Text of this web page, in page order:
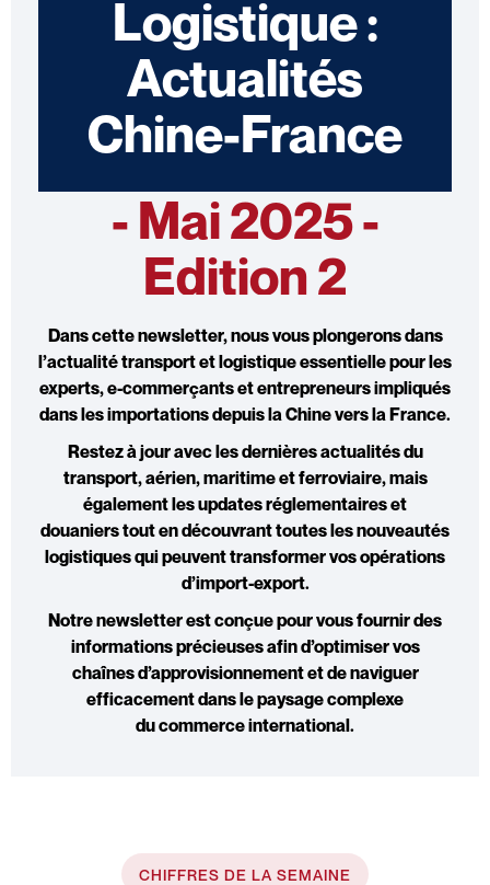
Logistique :
Actualités
Chine-France
- Mai 2025 -
Edition 2
Dans cette newsletter, nous vous plongerons dans
l’actualité transport et logistiqueessentielle pour les
experts, e-commerçants et entrepreneurs impliqués
dans les importations depuis la Chine vers la France.
Restez à jour avec les dernièresactualités du
transport, aérien,maritime et ferroviaire,mais
égalementles updates réglementaires et
douanierstout en découvrant toutes lesnouveautés
logistiquesqui peuvent transformer vos opérations
d’import-export.
Notre newsletter est conçue pour vous fournir des
informations précieuses afin d’optimiser vos
chaînes d’approvisionnement et de naviguer
efficacement dans le paysage complexe
ducommerce international.
CHIFFRES DE LA SEMAINE